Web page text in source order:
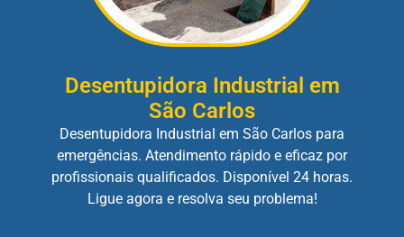
Desentupidora Industrial em
São Carlos
Desentupidora Industrial em São Carlos para
emergências. Atendimento rápido e eficaz por
profissionais qualificados. Disponível 24 horas.
Ligue agora e resolva seu problema!